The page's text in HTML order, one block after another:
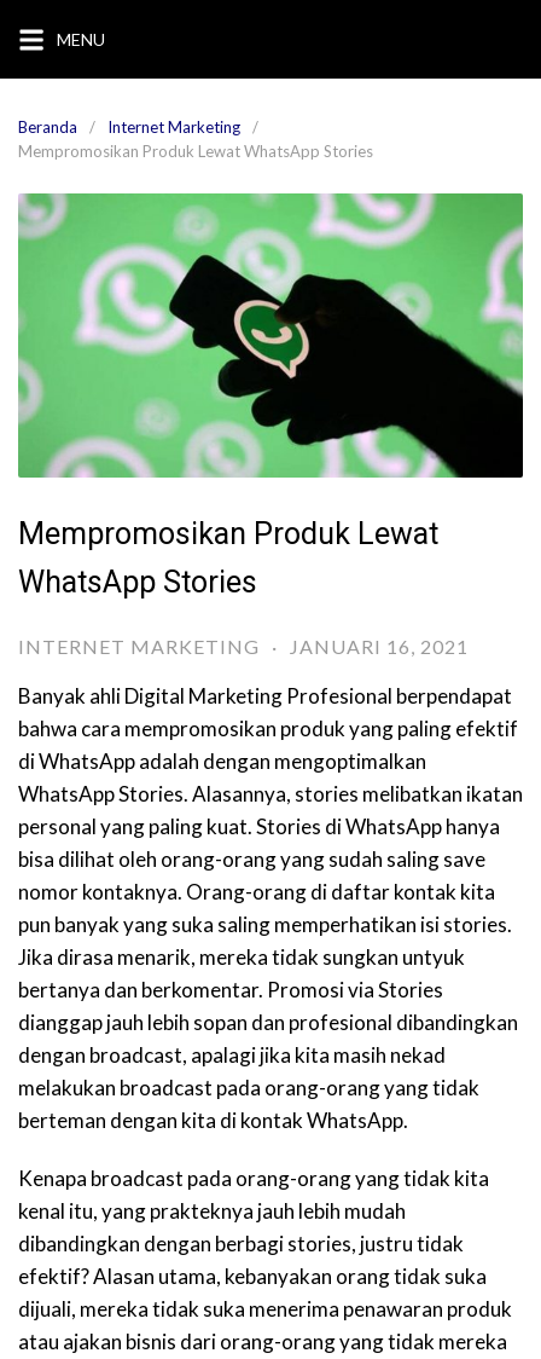
konten
MENU
Beranda
Internet Marketing
Mempromosikan Produk Lewat WhatsApp Stories
Mempromosikan Produk Lewat
WhatsApp Stories
INTERNET MARKETING · JANUARI 16, 2021
Banyak ahli Digital Marketing Profesional berpendapat
bahwa cara mempromosikan produk yang paling efektif
di WhatsApp adalah dengan mengoptimalkan
WhatsApp Stories. Alasannya, stories melibatkan ikatan
personal yang paling kuat. Stories di WhatsApp hanya
bisa dilihat oleh orang-orang yang sudah saling save
nomor kontaknya. Orang-orang di daftar kontak kita
pun banyak yang suka saling memperhatikan isi stories.
Jika dirasa menarik, mereka tidak sungkan untyuk
bertanya dan berkomentar. Promosi via Stories
dianggap jauh lebih sopan dan profesional dibandingkan
dengan broadcast, apalagi jika kita masih nekad
melakukan broadcast pada orang-orang yang tidak
berteman dengan kita di kontak WhatsApp.
Kenapa broadcast pada orang-orang yang tidak kita
kenal itu, yang prakteknya jauh lebih mudah
dibandingkan dengan berbagi stories, justru tidak
efektif? Alasan utama, kebanyakan orang tidak suka
dijuali, mereka tidak suka menerima penawaran produk
atau ajakan bisnis dari orang-orang yang tidak mereka